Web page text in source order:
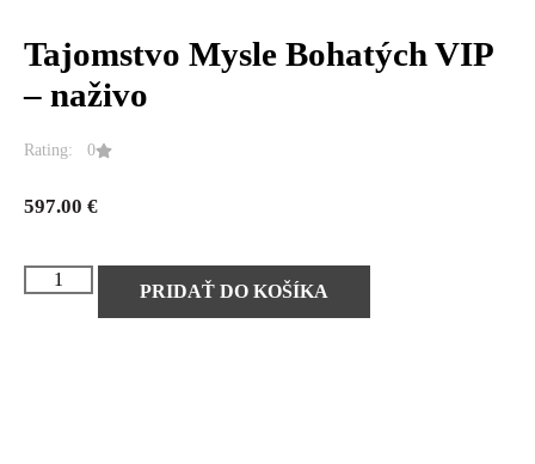
Tajomstvo Mysle Bohatých VIP
– naživo
Rating: 0
597.00 €
PRIDAŤ DO KOŠÍKA